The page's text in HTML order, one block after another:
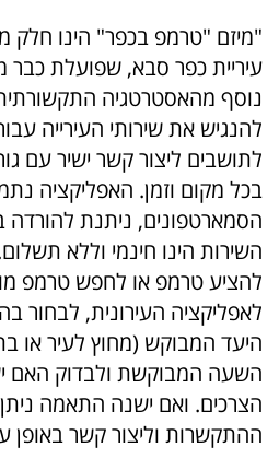
"מיזם "טרמפ בכפר" הינו חלק
עיריית כפר סבא, שפועלת
נוסף מהאסטרטגיה
להנגיש את שירותי העירייה
לתושבים ליצור קשר ישיר עם
בכל מקום וזמן. האפליקציה
הסמארטפונים, ניתנת להורדה
השירות הינו חינמי וללא
להציע טרמפ או לחפש טרמפ
לאפליקציה העירונית, לבחור
היעד המבוקש (מחוץ לעיר או
השעה המבוקשת ולבדוק האם
הצרכים. ואם ישנה התאמה
ההתקשרות וליצור קשר באופן